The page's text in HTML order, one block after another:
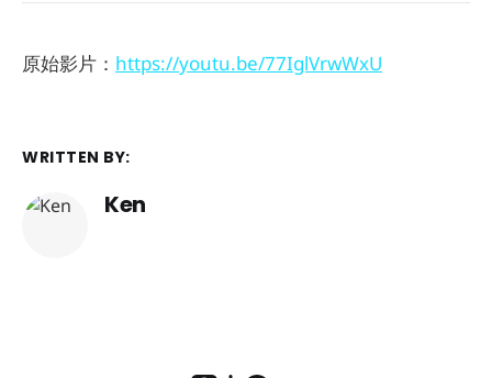
原始影片： https://youtu.be/77IglVrwWxU
WRITTEN BY:
Ken